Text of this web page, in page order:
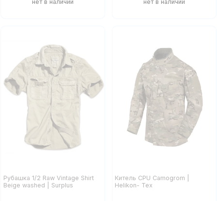
Рубашка 1/2 Raw Vintage Shirt
Beige washed | Surplus
Китель CPU Camogrom |
Helikon- Tex